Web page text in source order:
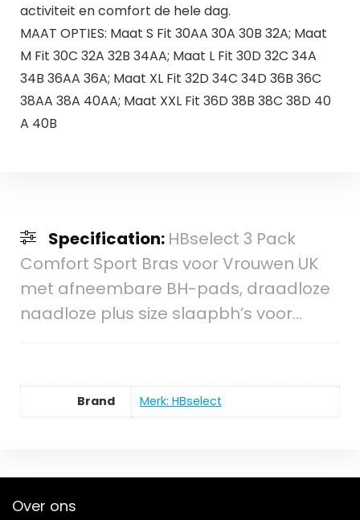
activiteit en comfort de hele dag.
MAAT OPTIES: Maat S Fit 30AA 30A 30B 32A; Maat
M Fit 30C 32A 32B 34AA; Maat L Fit 30D 32C 34A
34B 36AA 36A; Maat XL Fit 32D 34C 34D 36B 36C
38AA 38A 40AA; Maat XXL Fit 36D 38B 38C 38D 40
A 40B
Specification: HBselect 3 Pack
Comfort Sport Bras voor Vrouwen UK
met afneembare BH-pads, draadloze
naadloze plus size slaapbh’s voor…
Brand Merk: HBselect
Over ons